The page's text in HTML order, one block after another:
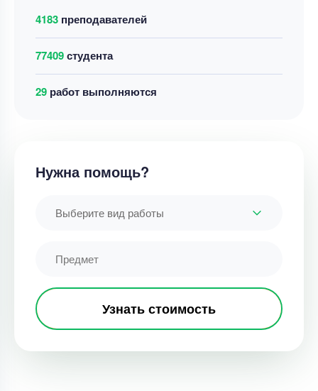
4183 преподавателей
77409студента
31 работ выполняются
Нужна помощь?
Выберите вид работы
Узнать стоимость